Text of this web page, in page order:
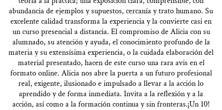
abundancia de ejemplos y supuestos, cercanía y trato humano. Su
excelente calidad transforma la experiencia y la convierte casi en
un curso presencial a distancia. El compromiso de Alicia con su
alumnado, su atención y ayuda, el conocimiento profundo de la
materia y su extensísima experiencia, o la cuidada elaboración del
material presentado, hacen de este curso una rara avis en el
formato online. Alicia nos abre la puerta a un futuro profesional
real, exigente, ilusionado e impulsado a llevar a la acción lo
aprendido y de forma inmediata. Invita a la reflexión y a la
acción, así como a la formación continua y sin fronteras.¡Un 10!